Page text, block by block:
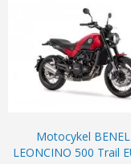
Motocykel
LEONCINO 500 Trail